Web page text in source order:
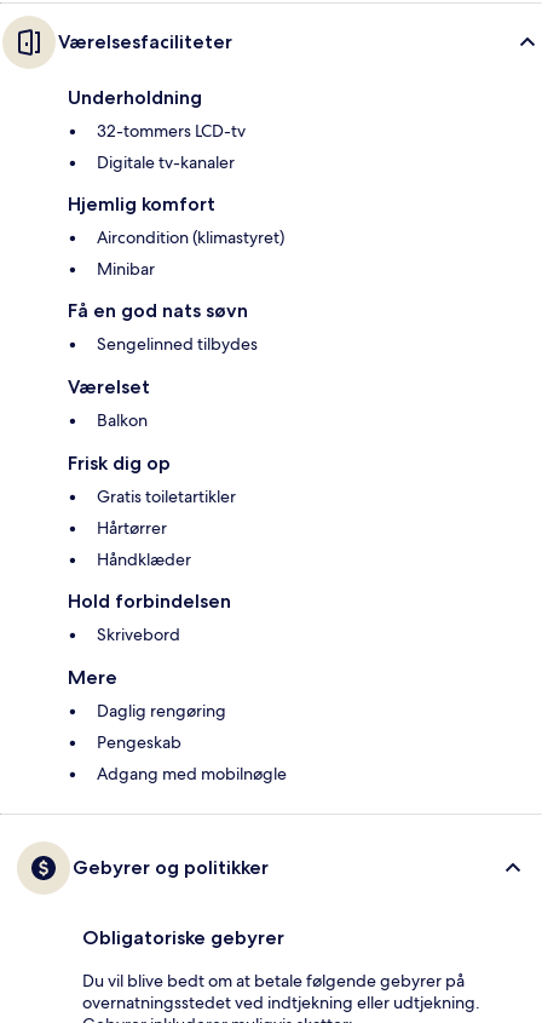
Værelsesfaciliteter
Underholdning
32-tommers LCD-tv
Digitale tv-kanaler
Hjemlig komfort
Aircondition (klimastyret)
Minibar
Få en god nats søvn
Sengelinned tilbydes
Værelset
Balkon
Frisk dig op
Gratis toiletartikler
Hårtørrer
Håndklæder
Hold forbindelsen
Skrivebord
Mere
Daglig rengøring
Pengeskab
Adgang med mobilnøgle
Gebyrer og politikker
Obligatoriske gebyrer
Du vil blive bedt om at betale følgende gebyrer på
overnatningsstedet ved indtjekning eller udtjekning.